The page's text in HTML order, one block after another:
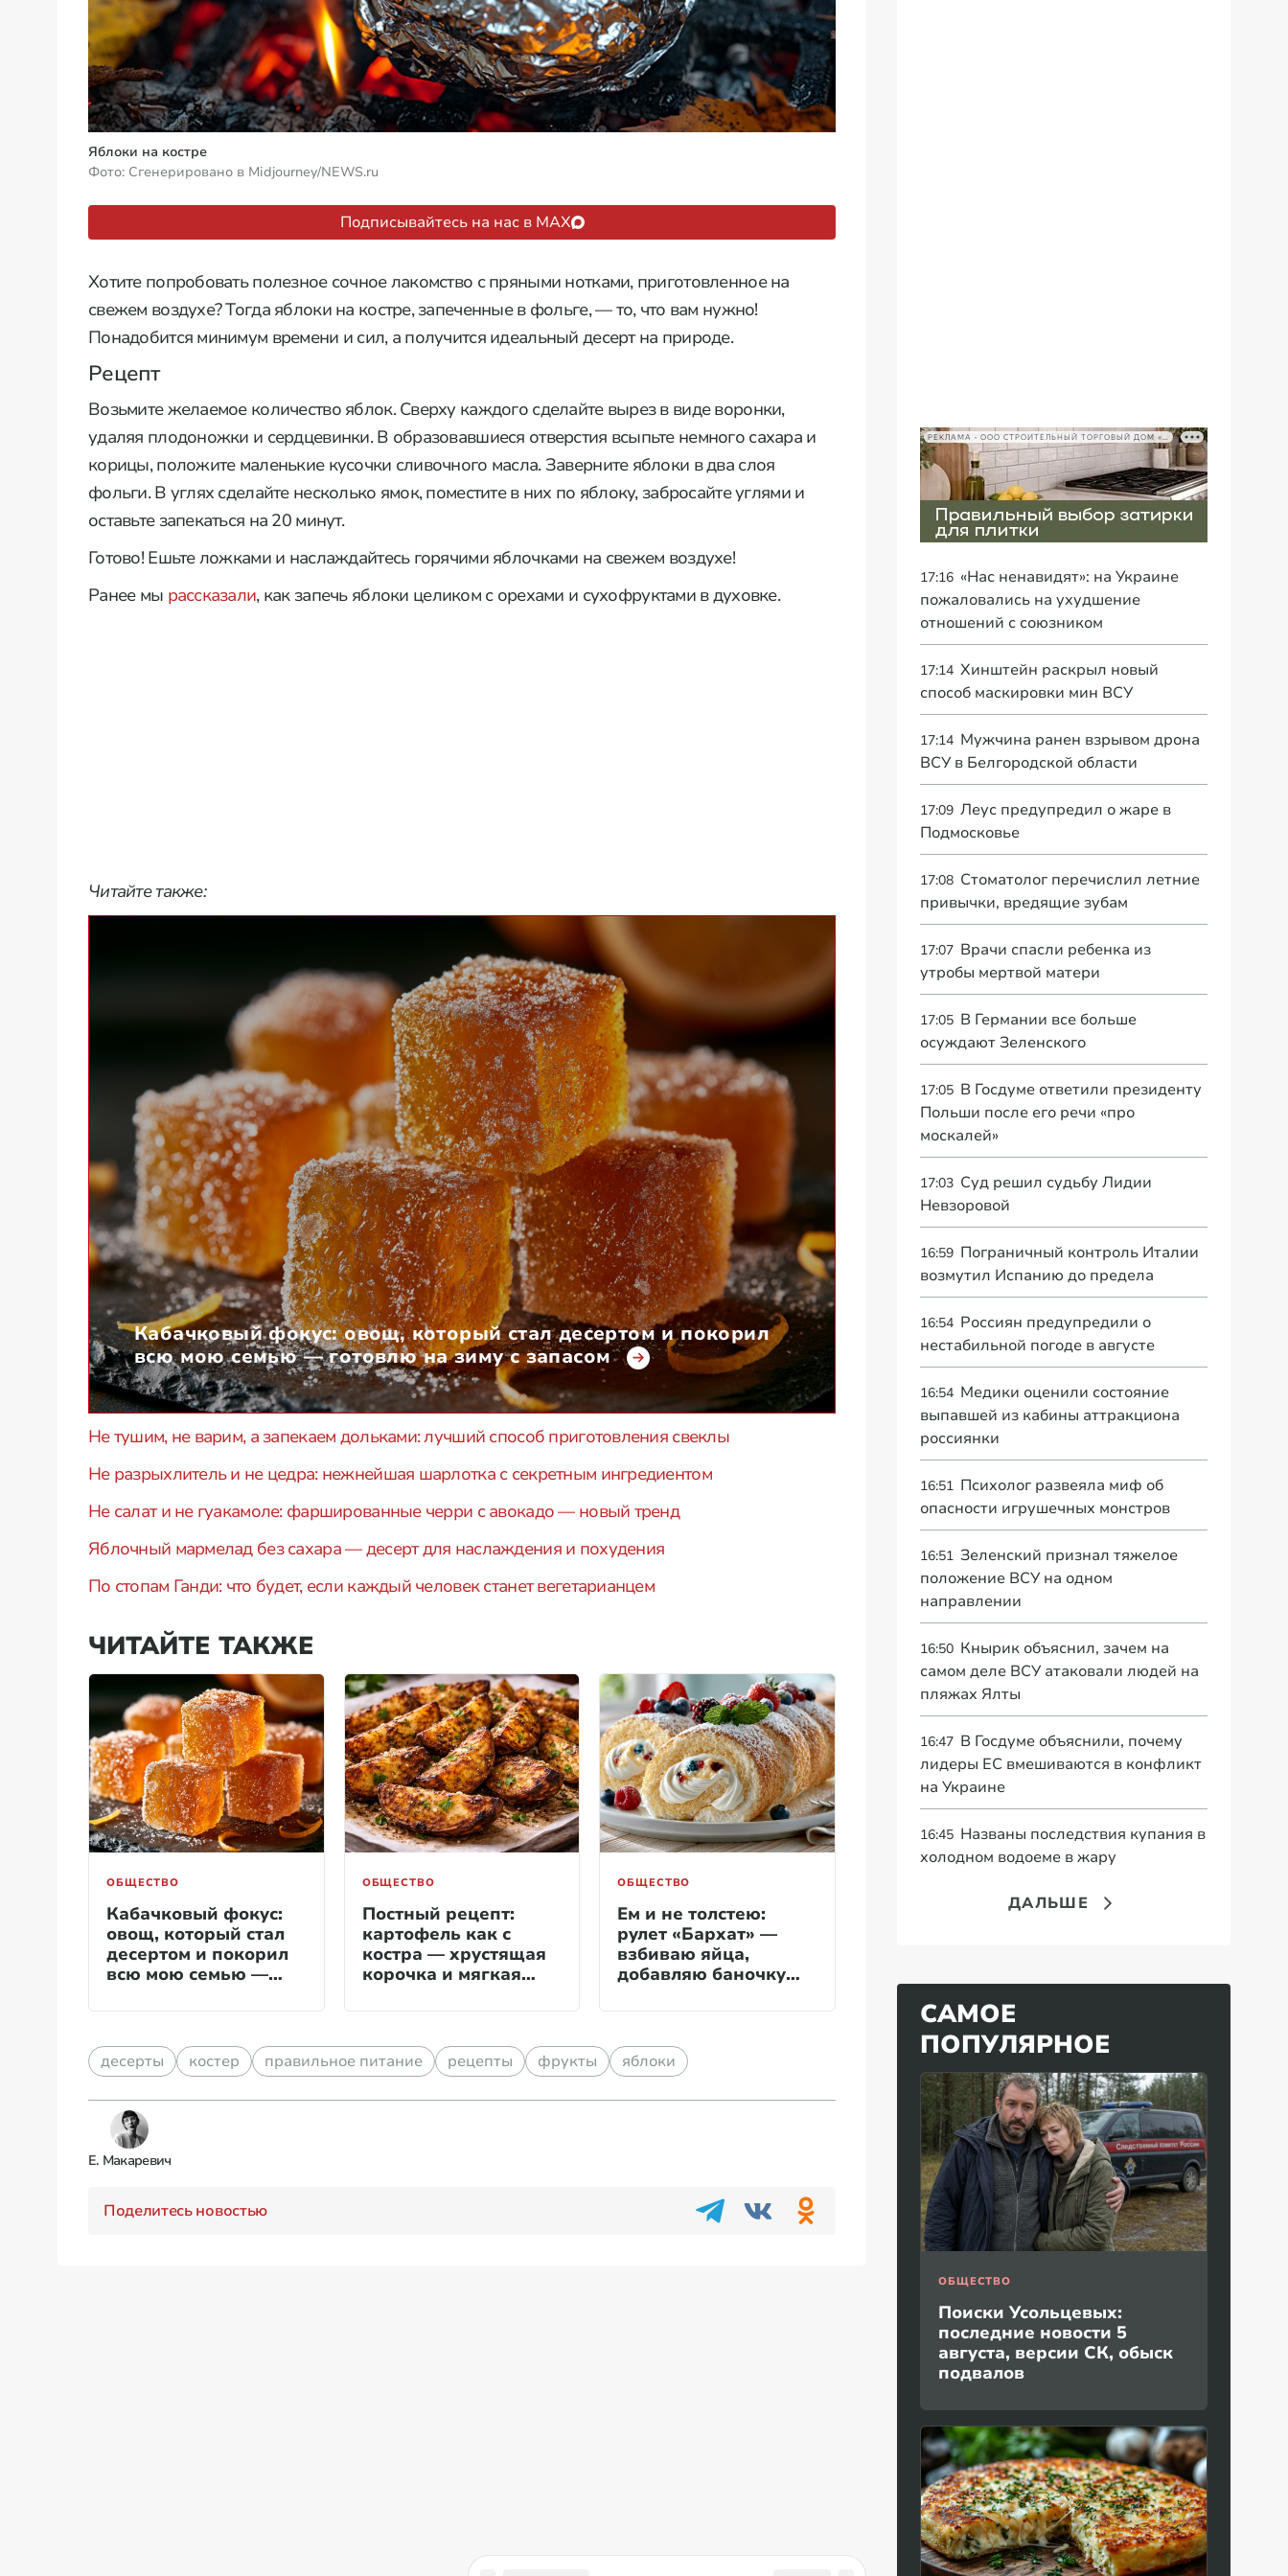
Яблоки на костре
Фото: Сгенерировано в Midjourney/NEWS.ru
Подписывайтесь на нас в MAX
Хотите попробовать полезное сочное лакомство с пряными нотками, приготовленное на
свежем воздухе? Тогда яблоки на костре, запеченные в фольге, — то, что вам нужно!
Понадобится минимум времени и сил, а получится идеальный десерт на природе.
Рецепт
Возьмите желаемое количество яблок. Сверху каждого сделайте вырез в виде воронки,
удаляя плодоножки и сердцевинки. В образовавшиеся отверстия всыпьте немного сахара и
корицы, положите маленькие кусочки сливочного масла. Заверните яблоки в два слоя
фольги. В углях сделайте несколько ямок, поместите в них по яблоку, забросайте углями и
оставьте запекаться на 20 минут.
Готово! Ешьте ложками и наслаждайтесь горячими яблочками на свежем воздухе!
Ранее мы рассказали, как запечь яблоки целиком с орехами и сухофруктами в духовке.
Читайте также:
Кабачковый фокус: овощ, который стал десертом и покорил
всю мою семью — готовлю на зиму с запасом
Не тушим, не варим, а запекаем дольками: лучший способ приготовления свеклы
Не разрыхлитель и не цедра: нежнейшая шарлотка с секретным ингредиентом
Не салат и не гуакамоле: фаршированные черри с авокадо — новый тренд
Яблочный мармелад без сахара — десерт для наслаждения и похудения
По стопам Ганди: что будет, если каждый человек станет вегетарианцем
ЧИТАЙТЕ ТАКЖЕ
ОБЩЕСТВО
Кабачковый фокус:
овощ, который стал
десертом и покорил
всю мою семью —
ОБЩЕСТВО
Постный рецепт:
картофель как с
костра — хрустящая
корочка и мягкая
на углях
ОБЩЕСТВО
Ем и не толстею:
рулет «Бархат» —
взбиваю яйца,
добавляю баночку
десерты костер правильное питание рецепты фрукты яблоки
Е. Макаревич
Поделитесь новостью
17:16 «Нас ненавидят»: на Украине
пожаловались на ухудшение
отношений с союзником
17:14 Хинштейн раскрыл новый
способ маскировки мин ВСУ
17:14 Мужчина ранен взрывом дрона
ВСУ в Белгородской области
17:09 Леус предупредил о жаре в
Подмосковье
17:08 Стоматолог перечислил летние
привычки, вредящие зубам
17:07 Врачи спасли ребенка из
утробы мертвой матери
17:05 В Германии все больше
осуждают Зеленского
17:05 В Госдуме ответили президенту
Польши после его речи «про
москалей»
17:03 Суд решил судьбу Лидии
Невзоровой
16:59 Пограничный контроль Италии
возмутил Испанию до предела
16:54 Россиян предупредили о
нестабильной погоде в августе
16:54 Медики оценили состояние
выпавшей из кабины аттракциона
россиянки
16:51 Психолог развеяла миф об
опасности игрушечных монстров
16:51 Зеленский признал тяжелое
положение ВСУ на одном
направлении
16:50 Кнырик объяснил, зачем на
самом деле ВСУ атаковали людей на
пляжах Ялты
16:47 В Госдуме объяснили, почему
лидеры ЕС вмешиваются в конфликт
на Украине
16:45 Названы последствия купания в
холодном водоеме в жару
ДАЛЬШЕ
САМОЕ
ПОПУЛЯРНОЕ
ОБЩЕСТВО
Поиски Усольцевых:
последние новости 5
августа, версии СК, обыск
подвалов